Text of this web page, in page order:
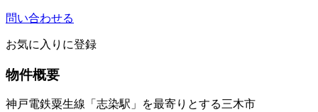
問い合わせる
お気に入りに登録
物件概要
神戸電鉄粟生線「志染駅」を最寄りとする三木市